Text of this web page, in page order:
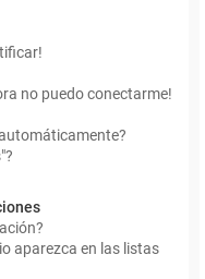
no puedo conectarme!
aparezca en las listas